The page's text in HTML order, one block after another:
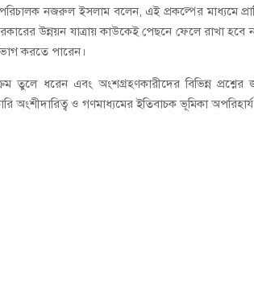
নজরুল ইসলাম বলেন, এই প্রকল্পের মাধ্যমে
উন্নয়ন যাত্রায় কাউকেই পেছনে ফেলে রাখা
করতে পারেন।
তুলে ধরেন এবং অংশগ্রহণকারীদের বিভিন্ন
অংশীদারিত্ব ও গণমাধ্যমের ইতিবাচক ভূমিকা